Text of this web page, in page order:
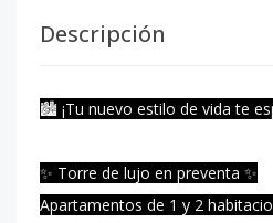
Descripción
🏙️ ¡Tu nuevo estilo de vida te
✨ Torre de lujo en preventa ✨
Apartamentos de 1 y 2